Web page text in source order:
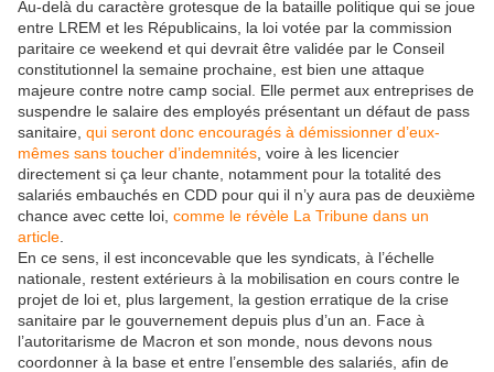
Au-delà du caractère grotesque de la bataille politique qui se joue
entre LREM et les Républicains, la loi votée par la commission
paritaire ce weekend et qui devrait être validée par le Conseil
constitutionnel la semaine prochaine, est bien une attaque
majeure contre notre camp social. Elle permet aux entreprises de
suspendre le salaire des employés présentant un défaut de pass
sanitaire, qui seront donc encouragés à démissionner d’eux-
mêmes sans toucher d’indemnités , voire à les licencier
directement si ça leur chante, notamment pour la totalité des
salariés embauchés en CDD pour qui il n’y aura pas de deuxième
chance avec cette loi, comme le révèle La Tribune dans un
article
En ce sens, il est inconcevable que les syndicats, à l’échelle
nationale, restent extérieurs à la mobilisation en cours contre le
projet de loi et, plus largement, la gestion erratique de la crise
sanitaire par le gouvernement depuis plus d’un an. Face à
l’autoritarisme de Macron et son monde, nous devons nous
coordonner à la base et entre l’ensemble des salariés, afin de